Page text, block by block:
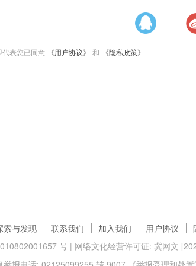
代表您已同意 《用户协议》 和 《隐私政策》
索与发现 联系我们 加入我们 用户协议
号| 网络文化经营许可证: 冀网文